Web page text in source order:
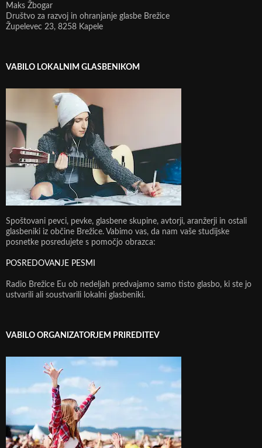
Maks Žbogar
Društvo za razvoj in ohranjanje glasbe Brežice
Župelevec 23, 8258 Kapele
VABILO LOKALNIM GLASBENIKOM
Spoštovani pevci, pevke, glasbene skupine, avtorji, aranžerji in ostali
glasbeniki iz občine Brežice. Vabimo vas, da nam vaše studijske
posnetke posredujete s pomočjo obrazca:
POSREDOVANJE PESMI
Radio Brežice Eu ob nedeljah predvajamo samo tisto glasbo, ki ste jo
ustvarili ali soustvarili lokalni glasbeniki.
VABILO ORGANIZATORJEM PRIREDITEV